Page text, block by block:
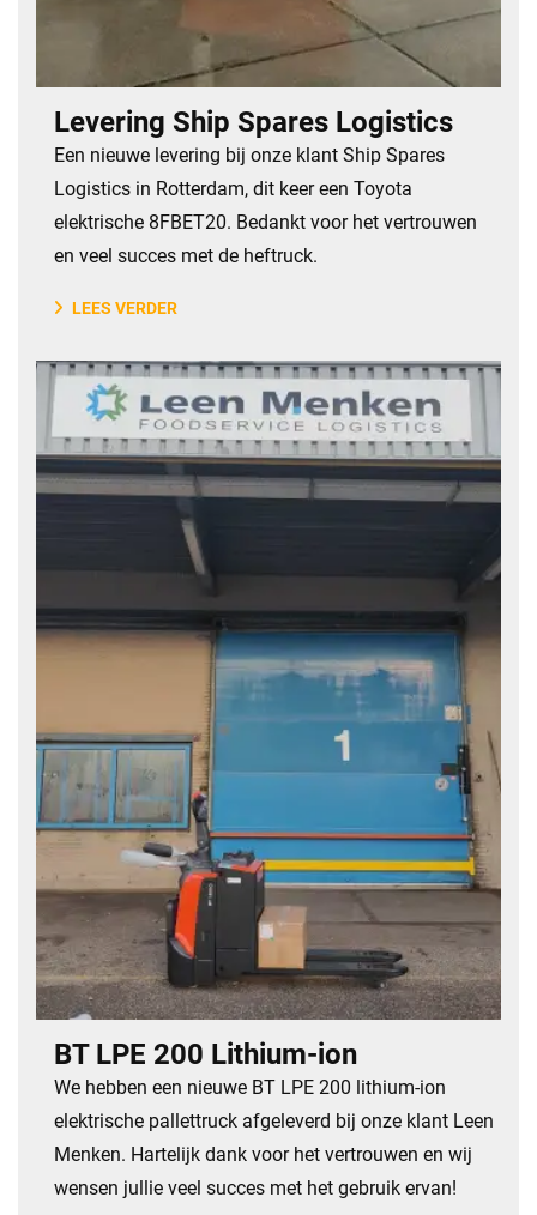
Levering Ship Spares Logistics
Een nieuwe levering bij onze klant Ship Spares
Logistics in Rotterdam, dit keer een Toyota
elektrische 8FBET20. Bedankt voor het vertrouwen
en veel succes met de heftruck.
LEES VERDER
BT LPE 200 Lithium-ion
​We hebben een nieuwe BT LPE 200 lithium-ion
elektrische pallettruck afgeleverd bij onze klant Leen
Menken. Hartelijk dank voor het vertrouwen en wij
wensen jullie veel succes met het gebruik ervan!